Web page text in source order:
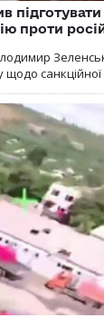
проти
санкційної